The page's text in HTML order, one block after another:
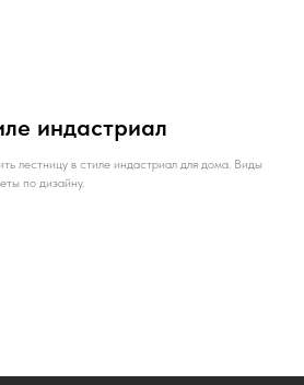
индастриал
лестницу в стиле индастриал для дома. Виды
по дизайну.